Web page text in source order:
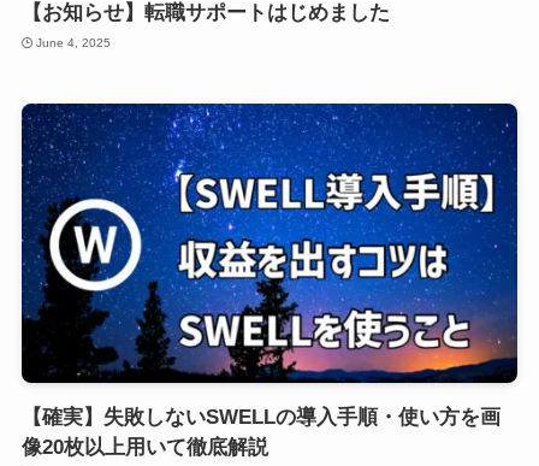
【お知らせ】転職サポートはじめました
June 4, 2025
【確実】失敗しないSWELLの導入手順・使い方を画
像20枚以上用いて徹底解説